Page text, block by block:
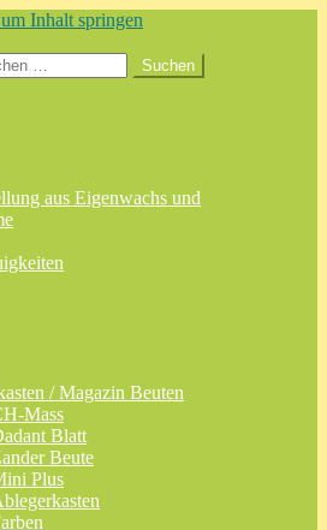
Inhalt springen
Suchen
aus Eigenwachs und
/ Magazin Beuten
Mass
Blatt
Beute
Plus